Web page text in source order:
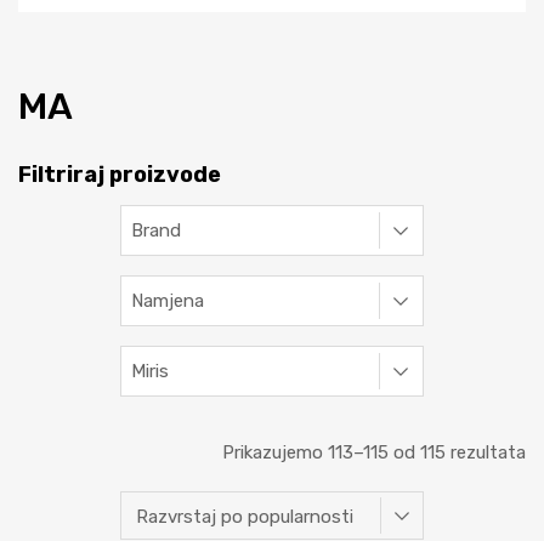
MA
Filtriraj proizvode
Brand
Namjena
Miris
Prikazujemo 113–115 od 115 rezultata